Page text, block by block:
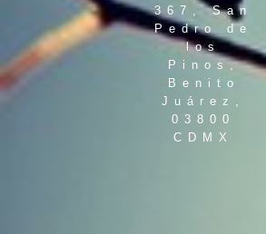
367, San
Pedro de
los
Pinos,
Benito
Juárez,
03800
CDMX